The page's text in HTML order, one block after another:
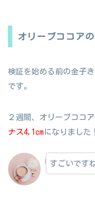
オリーブココア
検証を始める前の金子
です。
２週間、オリーブココ
ナス4,1cmになりました！
すごいですね